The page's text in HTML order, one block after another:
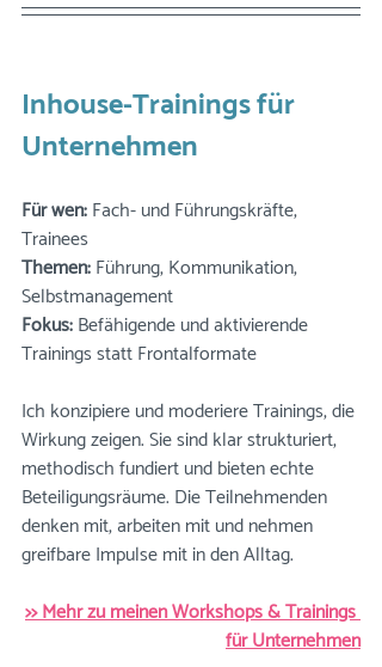
Inhouse-Trainings für
Unternehmen
Für wen: Fach- und Führungskräfte,
Trainees
Themen: Führung, Kommunikation,
Selbstmanagement
Fokus: Befähigende und aktivierende
Trainings statt Frontalformate
Ich konzipiere und moderiere Trainings, die
Wirkung zeigen. Sie sind klar strukturiert,
methodisch fundiert und bieten echte
Beteiligungsräume. Die Teilnehmenden
denken mit, arbeiten mit und nehmen
greifbare Impulse mit in den Alltag.
>> Mehr zu meinen Workshops & Trainings
für Unternehmen